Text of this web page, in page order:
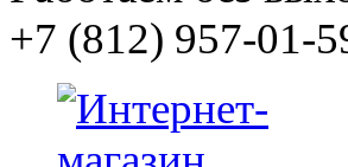
+7 (812) 957-01-